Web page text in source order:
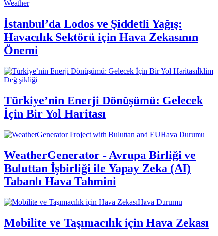
Weather
İstanbul’da Lodos ve Şiddetli Yağış:
Havacılık Sektörü için Hava Zekasının
Önemi
İklim
Değişikliği
Türkiye’nin Enerji Dönüşümü: Gelecek
İçin Bir Yol Haritası
Hava Durumu
WeatherGenerator - Avrupa Birliği ve
Buluttan İşbirliği ile Yapay Zeka (AI)
Tabanlı Hava Tahmini
Hava Durumu
Mobilite ve Taşımacılık için Hava Zekası